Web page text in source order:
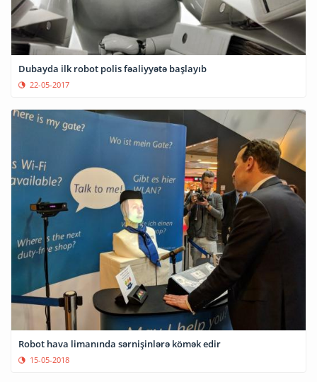
Dubayda ilk robot polis fəaliyyətə başlayıb
22-05-2017
Robot hava limanında sərnişinlərə kömək edir
15-05-2018